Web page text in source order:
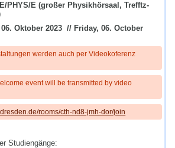
PHYS/E (großer Physikhörsaal, Trefftz-
Oktober 2023 // Friday, 06. October
werden auch per Videokoferenz
event will be transmitted by video
rooms/cth-nd8-jmh-dor/join
Studiengänge: